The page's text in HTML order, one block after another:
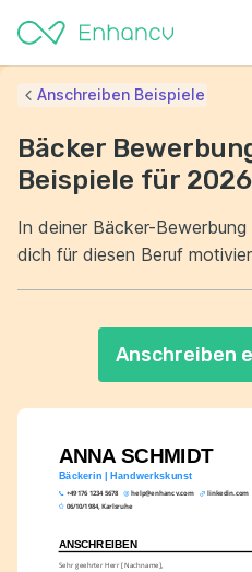
ANNA SCHMIDT
Bäckerin | Handwerkskunst
+49 176 1234 5678 help@enhancv.com linkedin.com
06/10/1984, Karlsruhe
ANSCHREIBEN
Sehr geehrter Herr [Nachname],
Anschreiben Beispiele
Bäcker
Beispiele für 2026
In deiner Bäcker-
dich für diesen Beruf
Bäckerei entschieden hast.
des Teams beitragen kannst.
Anschreiben